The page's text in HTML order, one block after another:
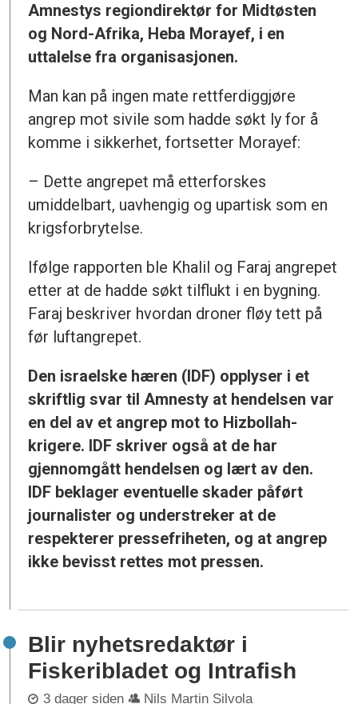
Amnestys regiondirektør for Midtøsten
og Nord-Afrika, Heba Morayef, i en
uttalelse fra organisasjonen.
Man kan på ingen mate rettferdiggjøre
angrep mot sivile som hadde søkt ly for å
komme i sikkerhet, fortsetter Morayef:
– Dette angrepet må etterforskes
umiddelbart, uavhengig og upartisk som en
krigsforbrytelse.
Ifølge rapporten ble Khalil og Faraj angrepet
etter at de hadde søkt tilflukt i en bygning.
Faraj beskriver hvordan droner fløy tett på
før luftangrepet.
Den israelske hæren (IDF) opplyser i et
skriftlig svar til Amnesty at hendelsen var
en del av et angrep mot to Hizbollah-
krigere. IDF skriver også at de har
gjennomgått hendelsen og lært av den.
IDF beklager eventuelle skader påført
journalister og understreker at de
respekterer pressefriheten, og at angrep
ikke bevisst rettes mot pressen.
Blir nyhetsredaktør i
Fiskeribladet og Intrafish
3 dager siden Nils Martin Silvola